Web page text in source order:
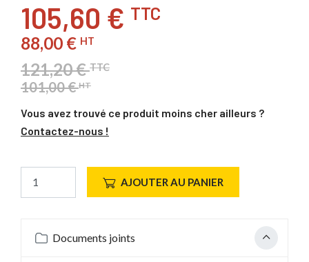
105,60 € TTC
88,00 € HT
121,20 €TTC
101,00 €HT
Vous avez trouvé ce produit moins cher ailleurs ?
Contactez-nous !
AJOUTER AU PANIER
Documents joints